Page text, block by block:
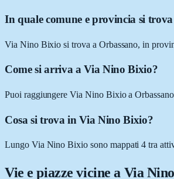
In quale comune e provincia si
Via Nino Bixio si trova a Orbassano, in
Come si arriva a Via Nino Bixio?
Puoi raggiungere Via Nino Bixio a
Cosa si trova in Via Nino Bixio?
Lungo Via Nino Bixio sono mappati 4 tra
Vie e piazze vicine a Via